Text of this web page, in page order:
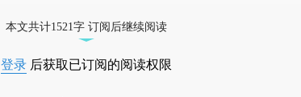
本文共计1521字 订阅后继续阅读
登录 后获取已订阅的阅读权限